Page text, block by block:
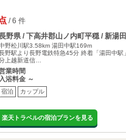
/ 6 件
野県 / 下高井郡山ノ内町平穏 / 新湯
野松川駅3.58km 湯田中駅169m
野駅より長野電鉄特急45分 終着「湯田中駅
上越新道信…
業時間
入浴料金 ～
宿泊 カップル
楽天トラベルの宿泊プランを見る